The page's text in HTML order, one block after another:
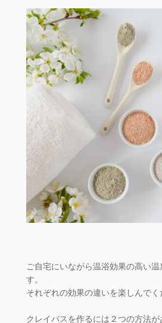
ご自宅にいながら温浴効果の高い温
す。
それぞれの効果の違いを楽しんでく
クレイバスを作るには２つの方法が